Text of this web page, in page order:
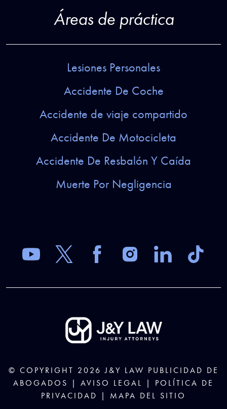
Áreas de práctica
Lesiones Personales
Accidente De Coche
Accidente de viaje compartido
Accidente De Motocicleta
Accidente De Resbalón Y Caída
Muerte Por Negligencia
© COPYRIGHT 2026J&Y LAW PUBLICIDAD DE
ABOGADOS | AVISO LEGAL
POLÍTICA DE
PRIVACIDAD
MAPA DEL SITIO